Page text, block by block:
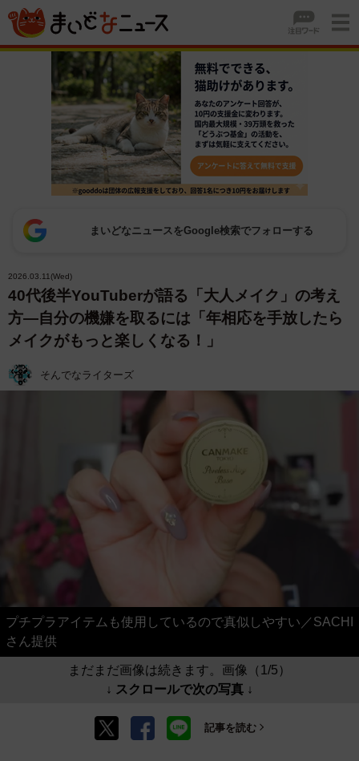
まいどなニュースをGoogle検索でフォローする
2026.03.11(Wed)
40代後半YouTuberが語る「大人メイク」の考え
方―自分の機嫌を取るには「年相応を手放したら
メイクがもっと楽しくなる！」
そんでなライターズ
プチプラアイテムも使用しているので真似しやすい／SACHI
さん提供
まだまだ画像は続きます。画像（1/5）
↓ スクロールで次の写真 ↓
記事を読む